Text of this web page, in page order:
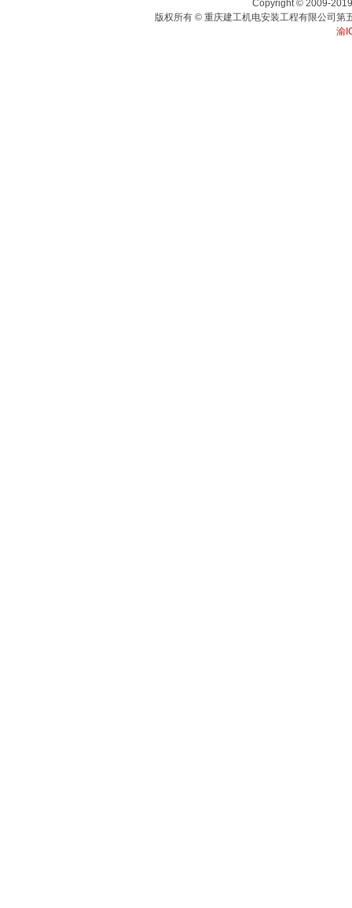
Copyright © 2009-
版权所有 © 重庆建工机电安装工程有限公司
渝